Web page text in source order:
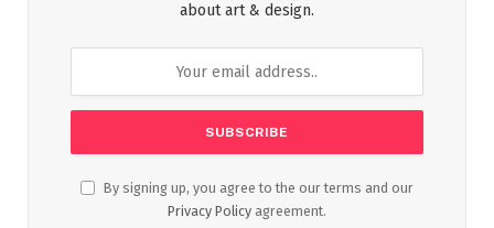
about art & design.
By signing up, you agree to the our terms and our
Privacy Policy agreement.